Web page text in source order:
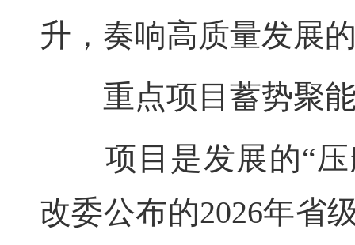
升，奏响高质量发展
重点项目蓄势聚
项目是发展的“压
改委公布的2026年省